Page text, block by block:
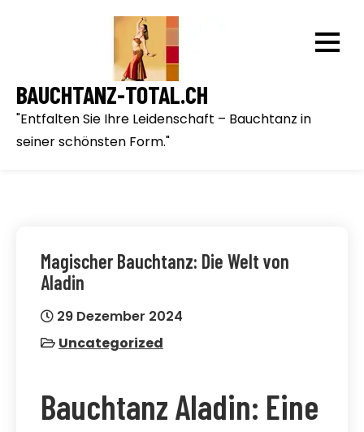
BAUCHTANZ-TOTAL.CH
"Entfalten Sie Ihre Leidenschaft – Bauchtanz in
seiner schönsten Form."
Magischer Bauchtanz: Die Welt von
Aladin
29 Dezember 2024
Uncategorized
Bauchtanz Aladin: Eine